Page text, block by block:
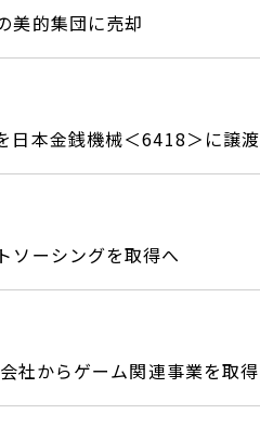
美的集団に売却
日本金銭機械＜6418＞に譲渡
ソーシングを取得へ
社からゲーム関連事業を取得